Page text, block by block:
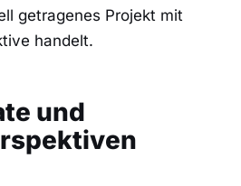
getragenes Projekt mit
handelt.
und